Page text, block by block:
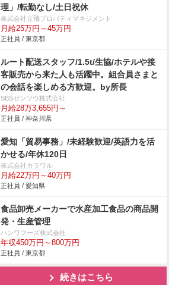
理」/転勤なし/土日祝休
株式会社立飛プロパティマネジメント
月給25万円～45万円
正社員 / 東京都
ルート配送スタッフ/1.5t/生協/ホテルや接
客販売から来た人も活躍中。組合員さまと
の会話を楽しめる方歓迎。by所長
SBSゼンツウ株式会社
月給28万3,655円～
正社員 / 神奈川県
愛知「貿易事務」/未経験歓迎/英語力を活
かせる/年休120日
株式会社カラワル
月給22万円～40万円
正社員 / 愛知県
食品卸売メーカーで水産加工食品の商品開
発・生産管理
ハンワフーズ株式会社
年収450万円～800万円
正社員 / 東京都
続きはこちら